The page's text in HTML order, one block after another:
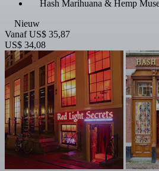
Hash Marihuana & Hemp
Nieuw
Vanaf US$ 35,87
US$ 34,08